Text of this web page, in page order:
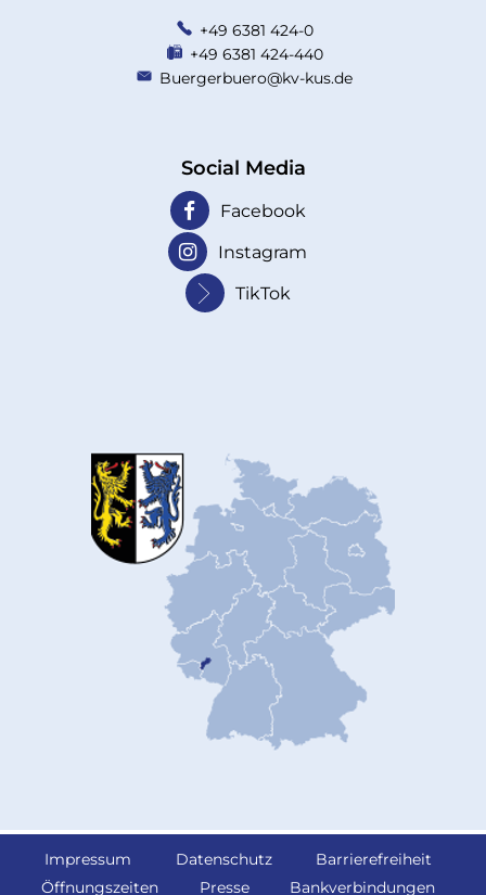
+49 6381 424-0
+49 6381 424-440
Buergerbuero@kv-kus.de
Social Media
Facebook
Instagram
TikTok
Impressum Datenschutz
Barrierefreiheit
Öffnungszeiten
Presse Bankverbindungen